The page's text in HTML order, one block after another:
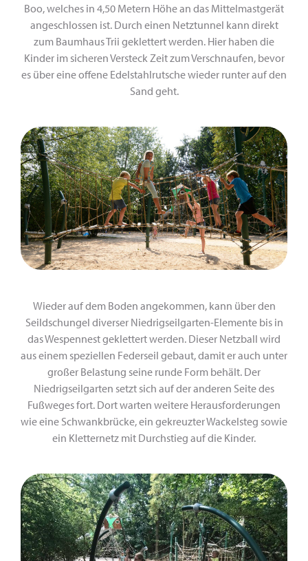
Boo, welches in 4,50 Metern Höhe an das Mittelmastgerät
angeschlossen ist. Durch einen Netztunnel kann direkt
zum Baumhaus Trii geklettert werden. Hier haben die
Kinder im sicheren Versteck Zeit zum Verschnaufen, bevor
es über eine offene Edelstahlrutsche wieder runter auf den
Sand geht.
Wieder auf dem Boden angekommen, kann über den
Seildschungel diverser Niedrigseilgarten-Elemente bis in
das Wespennest geklettert werden. Dieser Netzball wird
aus einem speziellen Federseil gebaut, damit er auch unter
großer Belastung seine runde Form behält. Der
Niedrigseilgarten setzt sich auf der anderen Seite des
Fußweges fort. Dort warten weitere Herausforderungen
wie eine Schwankbrücke, ein gekreuzter Wackelsteg sowie
ein Kletternetz mit Durchstieg auf die Kinder.